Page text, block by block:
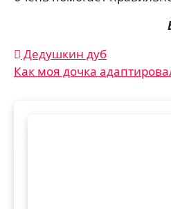
Навигация
по
Дедушкин дуб
Как моя дочка